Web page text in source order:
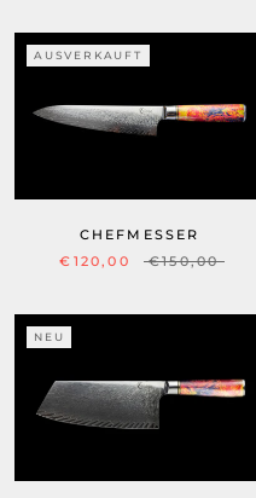
AUSVERKAUFT
CHEFMESSER
€120,00
€150,00
NEU